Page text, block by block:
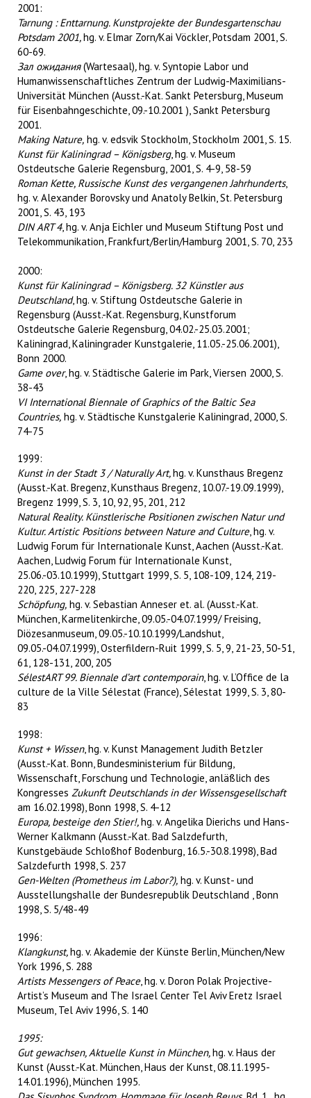
2001:
Tarnung : Enttarnung. Kunstprojekte der Bundesgartenschau
Potsdam 2001,hg. v. Elmar Zorn/Kai Vöckler, Potsdam 2001, S.
60-69.
Зал ожидания(Wartesaal),hg. v. Syntopie Labor und
Humanwissenschaftliches Zentrum der Ludwig-Maximilians-
Universität München (Ausst.-Kat. Sankt Petersburg, Museum
für Eisenbahngeschichte, 09.-10.2001 ), Sankt Petersburg
2001.
Making Nature, hg. v. edsvik Stockholm, Stockholm 2001, S. 15.
Kunst für Kaliningrad – Königsberg, hg. v. Museum
Ostdeutsche Galerie Regensburg, 2001, S. 4-9, 58-59
Roman Kette, Russische Kunst des vergangenen Jahrhunderts,
hg. v. Alexander Borovsky und Anatoly Belkin, St. Petersburg
2001, S. 43, 193
DIN ART 4, hg. v. Anja Eichler und Museum Stiftung Post und
Telekommunikation, Frankfurt/Berlin/Hamburg 2001, S. 70, 233
2000:
Kunst für Kaliningrad – Königsberg. 32 Künstler aus
Deutschland, hg. v. Stiftung Ostdeutsche Galerie in
Regensburg (Ausst.-Kat. Regensburg, Kunstforum
Ostdeutsche Galerie Regensburg, 04.02.-25.03.2001;
Kaliningrad, Kaliningrader Kunstgalerie, 11.05.-25.06.2001),
Bonn 2000.
Game over, hg. v. Städtische Galerie im Park, Viersen 2000, S.
38-43
VI International Biennale of Graphics of the Baltic Sea
Countries, hg. v. Städtische Kunstgalerie Kaliningrad, 2000, S.
74-75
1999:
Kunst in der Stadt 3 / Naturally Art,hg. v. Kunsthaus Bregenz
(Ausst.-Kat. Bregenz, Kunsthaus Bregenz, 10.07.-19.09.1999),
Bregenz 1999, S. 3, 10, 92, 95, 201, 212
Natural Reality. Künstlerische Positionen zwischen Natur und
Kultur. Artistic Positions between Nature and Culture, hg. v.
Ludwig Forum für Internationale Kunst, Aachen (Ausst.-Kat.
Aachen, Ludwig Forum für Internationale Kunst,
25.06.-03.10.1999), Stuttgart 1999, S. 5, 108-109, 124, 219-
220, 225, 227-228
Schöpfung, hg. v. Sebastian Anneser et. al. (Ausst.-Kat.
München, Karmelitenkirche, 09.05.-04.07.1999/ Freising,
Diözesanmuseum, 09.05.-10.10.1999/Landshut,
09.05.-04.07.1999), Osterfildern-Ruit 1999, S. 5, 9, 21-23, 50-51,
61, 128-131, 200, 205
SélestART 99. Biennale d’art contemporain, hg. v. L’Office de la
culture de la Ville Sélestat (France), Sélestat 1999, S. 3, 80-
83
1998:
Kunst + Wissen, hg. v. Kunst Management Judith Betzler
(Ausst.-Kat. Bonn, Bundesministerium für Bildung,
Wissenschaft, Forschung und Technologie, anläßlich des
Kongresses Zukunft Deutschlands in der Wissensgesellschaft
am 16.02.1998), Bonn 1998, S. 4-12
Europa, besteige den Stier!,hg. v. Angelika Dierichs und Hans-
Werner Kalkmann (Ausst.-Kat. Bad Salzdefurth,
Kunstgebäude Schloßhof Bodenburg, 16.5.-30.8.1998), Bad
Salzdefurth 1998, S. 237
Gen-Welten (Prometheus im Labor?), hg. v. Kunst- und
Ausstellungshalle der Bundesrepublik Deutschland , Bonn
1998, S. 5/48-49
1996:
Klangkunst,hg. v. Akademie der Künste Berlin, München/New
York 1996, S. 288
Artists Messengers of Peace, hg. v. Doron Polak Projective-
Artist’s Museum and The Israel Center Tel Aviv Eretz Israel
Museum, Tel Aviv 1996, S. 140
1995:
Gut gewachsen, Aktuelle Kunst in München,hg. v. Haus der
Kunst (Ausst.-Kat. München, Haus der Kunst, 08.11.1995-
14.01.1996), München 1995.